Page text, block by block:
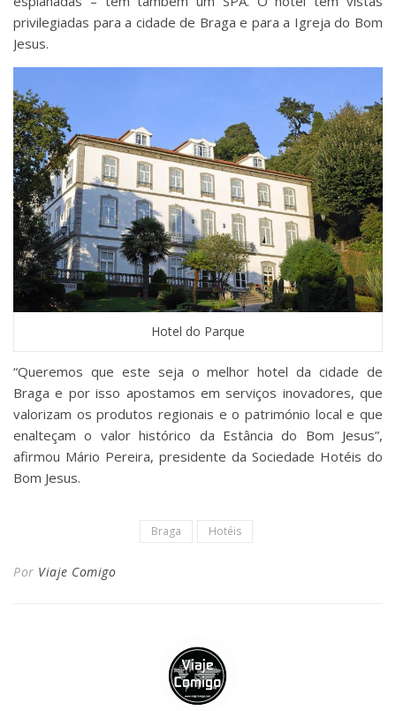
privilegiadas para a cidade de Braga e para a Igreja do Bom
Jesus.
Hotel do Parque
“Queremos que este seja o melhor hotel da cidade de
Braga e por isso apostamos em serviços inovadores, que
valorizam os produtos regionais e o património local e que
enalteçam o valor histórico da Estância do Bom Jesus”,
afirmou Mário Pereira, presidente da Sociedade Hotéis do
Bom Jesus.
Braga Hotéis
Por Viaje Comigo